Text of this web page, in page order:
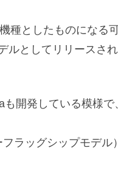
種としたものになる
ルとしてリリースさ
開発している模様
ラッグシップモデル）